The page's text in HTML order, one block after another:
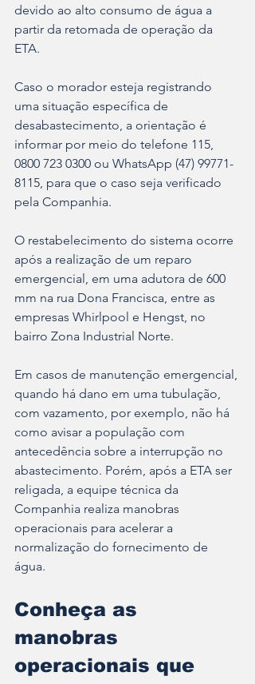
devido ao alto consumo de água a
partir da retomada de operação da
ETA.
Caso o morador esteja registrando
uma situação específica de
desabastecimento, a orientação é
informar por meio do telefone 115,
0800 723 0300 ou WhatsApp (47) 99771-
8115, para que o caso seja verificado
pela Companhia.
O restabelecimento do sistema ocorre
após a realização de um reparo
emergencial, em uma adutora de 600
mm na rua Dona Francisca, entre as
empresas Whirlpool e Hengst, no
bairro Zona Industrial Norte.
Em casos de manutenção emergencial,
quando há dano em uma tubulação,
com vazamento, por exemplo, não há
como avisar a população com
antecedência sobre a interrupção no
abastecimento. Porém, após a ETA ser
religada, a equipe técnica da
Companhia realiza manobras
operacionais para acelerar a
normalização do fornecimento de
água.
Conheça as
manobras
operacionais que